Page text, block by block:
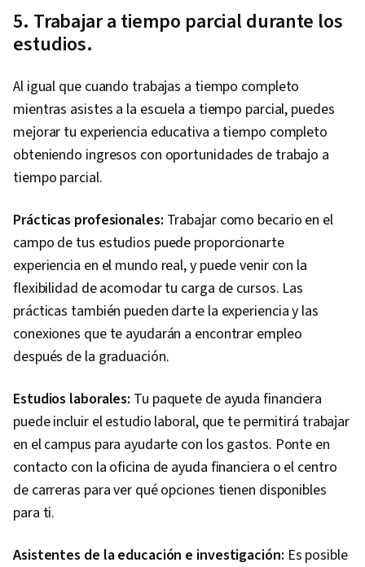
5. Trabajar a tiempo parcial durante los
estudios.
Al igual que cuando trabajas a tiempo completo
mientras asistes a la escuela a tiempo parcial, puedes
mejorar tu experiencia educativa a tiempo completo
obteniendo ingresos con oportunidades de trabajo a
tiempo parcial.
Prácticas profesionales: Trabajar como becario en el
campo de tus estudios puede proporcionarte
experiencia en el mundo real, y puede venir con la
flexibilidad de acomodar tu carga de cursos. Las
prácticas también pueden darte la experiencia y las
conexiones que te ayudarán a encontrar empleo
después de la graduación.
Estudios laborales: Tu paquete de ayuda financiera
puede incluir el estudio laboral, que te permitirá trabajar
en el campus para ayudarte con los gastos. Ponte en
contacto con la oficina de ayuda financiera o el centro
de carreras para ver qué opciones tienen disponibles
para ti.
Asistentes de la educación e investigación: Es posible